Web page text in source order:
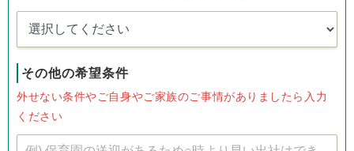
その他の希望条件
外せない条件やご自身やご家族のご事情がありましたら入力
ください